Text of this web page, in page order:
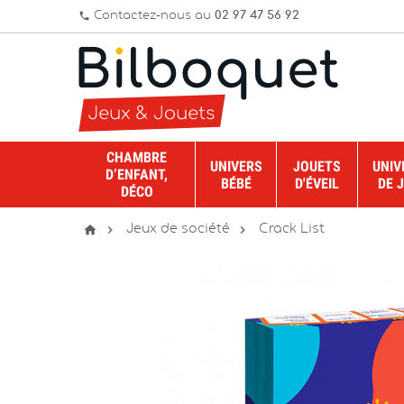
phone Contactez-nous au 02 97 47 56 92
CHAMBRE
D’ENFANT,
DÉCO
UNIVERS
BÉBÉ
JOUETS
D'ÉVEIL
DE
  Jeux de société  Crack List